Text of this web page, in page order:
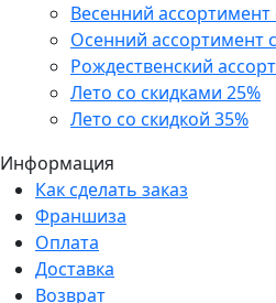
Весенний ассортимент
Осенний ассортимент
Рождественский
Лето со скидками 25%
Лето со скидкой 35%
Информация
Как сделать заказ
Франшиза
Оплата
Доставка
Возврат